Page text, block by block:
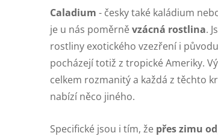
Caladium - česky také kaládium
je u nás poměrněvzácná rostlina.
rostliny exotického vzezření i
pocházejí totiž z tropické Ameriky.
celkem rozmanitý a každá z těchto
nabízí něco jiného.
Specifické jsou i tím, že přes zimu